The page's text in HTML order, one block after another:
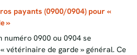
payants (0900/0904) pour «
»
numéro 0900 ou 0904 se
vétérinaire de garde » général. Ce